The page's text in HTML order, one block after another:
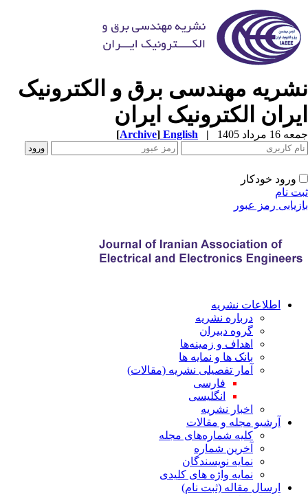
مهندسی برق و الکترونیک
الکترونیک ایران
مرداد 1405 |
English
[Archive]
ورود خودکار
نام
رمز عبور
اطلاعات نشریه
درباره نشریه
گروه دبیران
اهداف و زمینه‌ها
بانک ها و نمایه ها
آمار تفصیلی نشریه (مقالات)
فارسی
انگلیسی
اخبار نشریه
آرشیو مجله و مقالات
کلیه شماره‌های مجله
آخرین شماره
نمایه نویسندگان
نمایه واژه های کلیدی
ارسال مقاله (ثبت نام)